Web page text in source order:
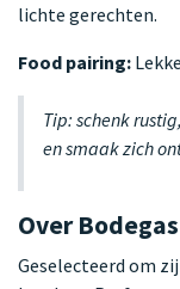
lichte gerechten.
Food pairing:
Tip: schenk
en smaak zich
Over
Geselecteerd om